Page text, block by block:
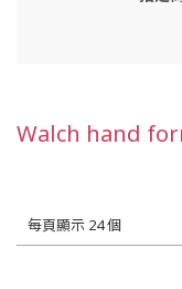
Walch hand
每頁顯示 24 個